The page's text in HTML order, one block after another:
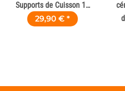
Supports de Cuisson 10
pce
29,90 € *